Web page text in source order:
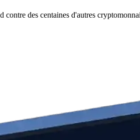
des centaines d'autres